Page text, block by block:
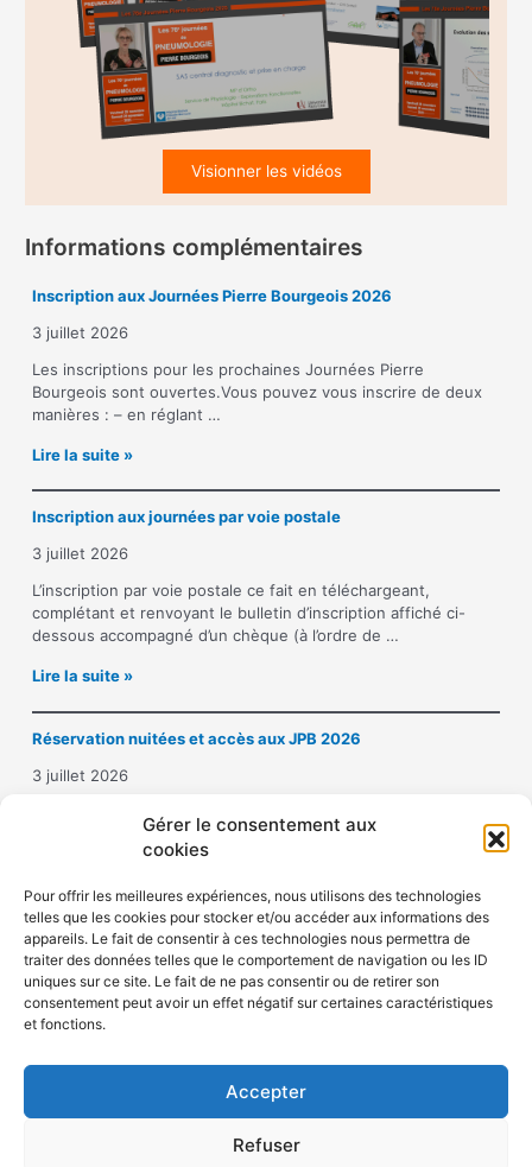
Gérer le consentement aux
cookies
Pour offrir les meilleures expériences, nous utilisons des technologies
telles que les cookies pour stocker et/ou accéder aux informations des
appareils. Le fait de consentir à ces technologies nous permettra de
traiter des données telles que le comportement de navigation ou les ID
uniques sur ce site. Le fait de ne pas consentir ou de retirer son
consentement peut avoir un effet négatif sur certaines caractéristiques
et fonctions.
Accepter
Refuser
Visionner les vidéos
Informations complémentaires
Inscription aux Journées Pierre Bourgeois 2026
3 juillet 2026
Les inscriptions pour les prochaines Journées Pierre
Bourgeois sont ouvertes.Vous pouvez vous inscrire de deux
manières : – en réglant …
I
c
r
p
t
i
n
x
J
e
s
P
r
e
Lire la suite »
Inscription aux journées par voie postale
3 juillet 2026
L’inscription par voie postale ce fait en téléchargeant,
complétant et renvoyant le bulletin d’inscription affiché ci-
dessous accompagné d’un chèque (à l’ordre de …
I
s
c
r
i
n
a
u
x
j
o
u
Lire la suite »
Réservation nuitées et accès aux JPB 2026
3 juillet 2026
75011 PARIS Tél. 01 43 14 43 50Mail : …
é
s
e
r
v
a
t
n